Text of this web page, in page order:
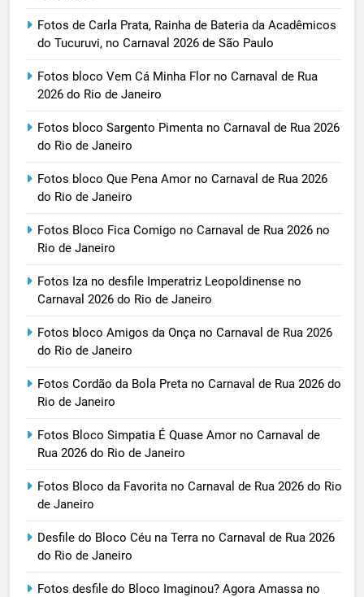
Fotos de Carla Prata, Rainha de Bateria da Acadêmicos
do Tucuruvi, no Carnaval 2026 de São Paulo
Fotos bloco Vem Cá Minha Flor no Carnaval de Rua
2026 do Rio de Janeiro
Fotos bloco Sargento Pimenta no Carnaval de Rua 2026
do Rio de Janeiro
Fotos bloco Que Pena Amor no Carnaval de Rua 2026
do Rio de Janeiro
Fotos Bloco Fica Comigo no Carnaval de Rua 2026 no
Rio de Janeiro
Fotos Iza no desfile Imperatriz Leopoldinense no
Carnaval 2026 do Rio de Janeiro
Fotos bloco Amigos da Onça no Carnaval de Rua 2026
do Rio de Janeiro
Fotos Cordão da Bola Preta no Carnaval de Rua 2026 do
Rio de Janeiro
Fotos Bloco Simpatia É Quase Amor no Carnaval de
Rua 2026 do Rio de Janeiro
Fotos Bloco da Favorita no Carnaval de Rua 2026 do Rio
de Janeiro
Desfile do Bloco Céu na Terra no Carnaval de Rua 2026
do Rio de Janeiro
Fotos desfile do Bloco Imaginou? Agora Amassa no